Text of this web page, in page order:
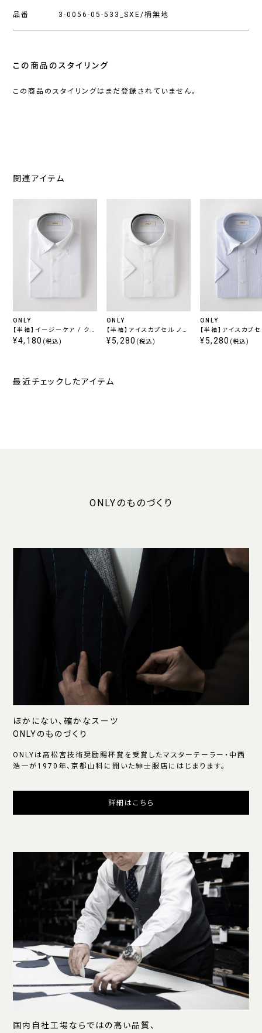
品番 3-0056-05-533_SXE/柄無地
この商品のスタイリング
この商品のスタイリングはまだ登録されていません。
関連アイテム
ONLY
【半袖】イージーケア / クー
ルマックス ボタンダウン
¥4,180 (税込)
ONLY
【半袖】アイスカプセル ノン
アイロン カッタウェイ スナ
¥5,280 (税込)
ONLY
【半袖】アイスカプ
アイロン ボタンダ
¥5,280 (税込)
最近チェックしたアイテム
ONLYのものづくり
ほかにない、確かなスーツ
ONLYのものづくり
ONLYは高松宮技術奨励賜杯賞を受賞したマスターテーラー・中西
浩一が1970年、京都山科に開いた紳士服店にはじまります。
詳細はこちら
国内自社工場ならではの高い品質、